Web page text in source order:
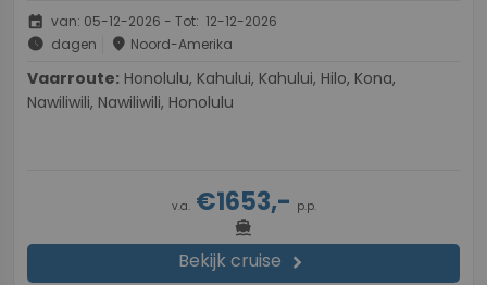
event van: 05-12-2026 - Tot: 12-12-2026
schedule dagen place Noord-Amerika
Vaarroute:
Nawiliwili, Nawiliwili, Honolulu
v.a.€1653,- p.p.
directions_boat
Bekijk cruise chevron_right